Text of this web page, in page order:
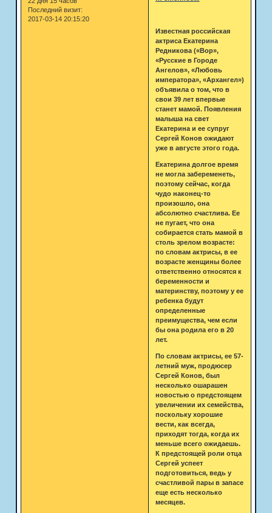
Последний визит:
2017-03-14 20:15:20
Известная российская
актриса Екатерина
Редникова («Вор»,
«Русские в Городе
Ангелов», «Любовь
императора», «Архангел»)
объявила о том, что в
свои 39 лет впервые
станет мамой. Появления
малыша на свет
Екатерина и ее супруг
Сергей Конов ожидают
уже в августе этого года.
Екатерина долгое время
не могла забеременеть,
поэтому сейчас, когда
чудо наконец-то
произошло, она
абсолютно счастлива. Ее
не пугает, что она
собирается стать мамой в
столь зрелом возрасте:
по словам актрисы, в ее
возрасте женщины более
ответственно относятся к
беременности и
материнству, поэтому у ее
ребенка будут
определенные
преимущества, чем если
бы она родила его в 20
лет.
По словам актрисы, ее 57-
летний муж, продюсер
Сергей Конов, был
несколько ошарашен
новостью о предстоящем
увеличении их семейства,
поскольку хорошие
вести, как всегда,
приходят тогда, когда их
меньше всего ожидаешь.
К предстоящей роли отца
Сергей успеет
подготовиться, ведь у
счастливой пары в запасе
еще есть несколько
месяцев.